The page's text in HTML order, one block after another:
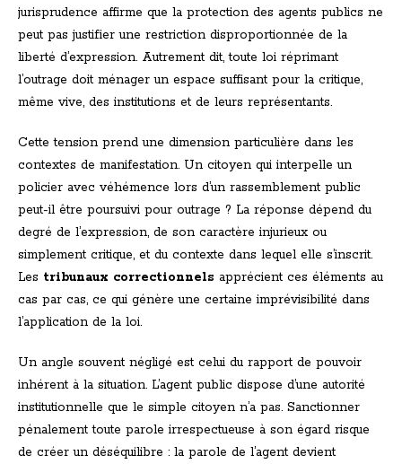
jurisprudence affirme que la protection des agents publics ne
peut pas justifier une restriction disproportionnée de la
liberté d’expression. Autrement dit, toute loi réprimant
l’outrage doit ménager un espace suffisant pour la critique,
même vive, des institutions et de leurs représentants.
Cette tension prend une dimension particulière dans les
contextes de manifestation. Un citoyen qui interpelle un
policier avec véhémence lors d’un rassemblement public
peut-il être poursuivi pour outrage ? La réponse dépend du
degré de l’expression, de son caractère injurieux ou
simplement critique, et du contexte dans lequel elle s’inscrit.
Les tribunaux correctionnels apprécient ces éléments au
cas par cas, ce qui génère une certaine imprévisibilité dans
l’application de la loi.
Un angle souvent négligé est celui du rapport de pouvoir
inhérent à la situation. L’agent public dispose d’une autorité
institutionnelle que le simple citoyen n’a pas. Sanctionner
pénalement toute parole irrespectueuse à son égard risque
de créer un déséquilibre : la parole de l’agent devient